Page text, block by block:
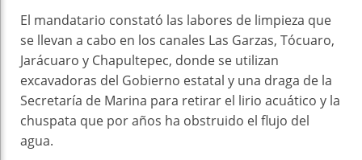
El mandatario constató las labores de limpieza que
se llevan a cabo en los canales Las Garzas, Tócuaro,
Jarácuaro y Chapultepec, donde se utilizan
excavadoras del Gobierno estatal y una draga de la
Secretaría de Marina para retirar el lirio acuático y la
chuspata que por años ha obstruido el flujo del
agua.